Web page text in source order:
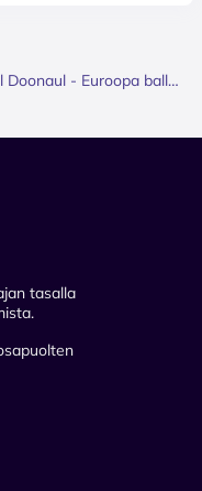
J. Strauss - Ilusal sinisel Doonaul - Euroopa balletisolistidega
tasalla